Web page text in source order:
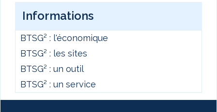
Informations
BTSG² : l'économique
BTSG² : les sites
BTSG² : un outil
BTSG² : un service